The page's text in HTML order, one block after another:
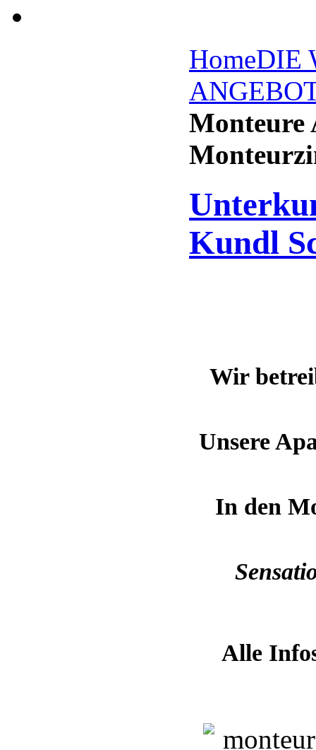
HomeDIE
Monteure
Kundl
Wir
Unsere
In den
Alle